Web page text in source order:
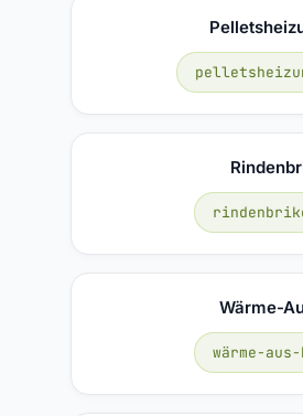
Wärme-
wärme-